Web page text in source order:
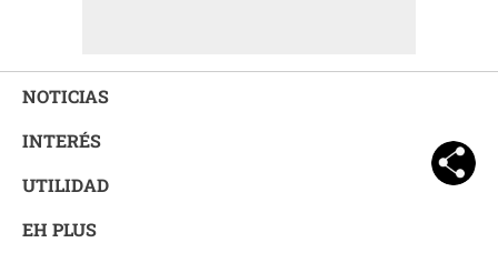
NOTICIAS
INTERÉS
UTILIDAD
EH PLUS